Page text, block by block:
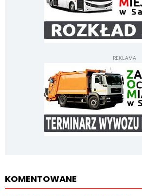
REKLAMA
KOMENTOWANE